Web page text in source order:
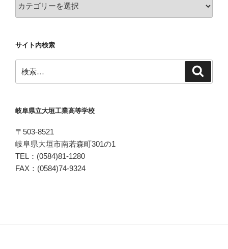
テ
ー
サイト内検索
索:
岐阜県立大垣工業高等学校
〒503-8521
岐阜県大垣市南若森町301の1
TEL：(0584)81-1280
FAX：(0584)74-9324